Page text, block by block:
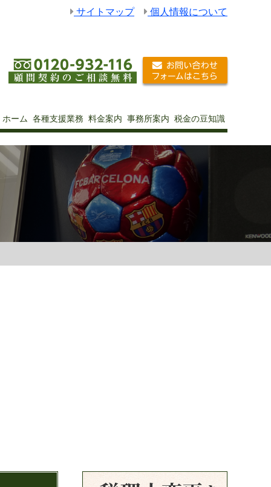
サイトマップ 個人情報について
ホーム 各種支援業務 料金案内 事務所案内 税金の豆知識